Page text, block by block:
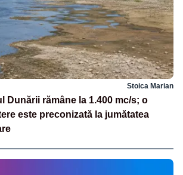
Stoica Marian
Dunării rămâne la 1.400 mc/s; o
este preconizată la jumătatea